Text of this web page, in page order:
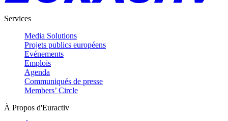
Services
Media Solutions
Projets publics européens
Evénements
Emplois
Agenda
Communiqués de presse
Members’ Circle
À Propos d'Euractiv